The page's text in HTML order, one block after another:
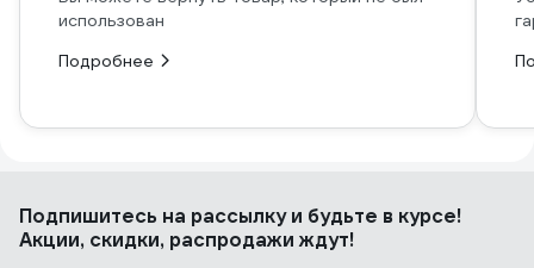
использован
Подробнее
Подпишитесь на рассылкуи будьте в курсе!
Акции, скидки, распродажи ждут!